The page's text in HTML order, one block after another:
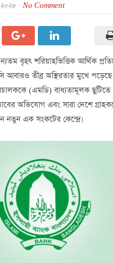
No Comment
বৃহৎ শরিয়াহভিত্তিক আর্থিক
আবারও তীব্র অস্থিরতার মুখে
(এমডি) বাধ্যতামূলক ছুটিতে
অভিযোগ এবং সারা দেশে
নতুন এক সংকটের কেন্দ্রে।